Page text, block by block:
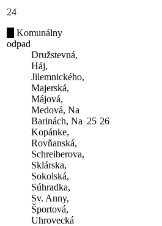
24
Komunálny
odpad
Družstevná,
Háj,
Jilemnického,
Majerská,
Májová,
Medová, Na
Barinách, Na
Kopánke,
Rovňanská,
Schreiberova,
Sklárska,
Sokolská,
Súhradka,
Sv. Anny,
Športová,
Uhrovecká
25 26